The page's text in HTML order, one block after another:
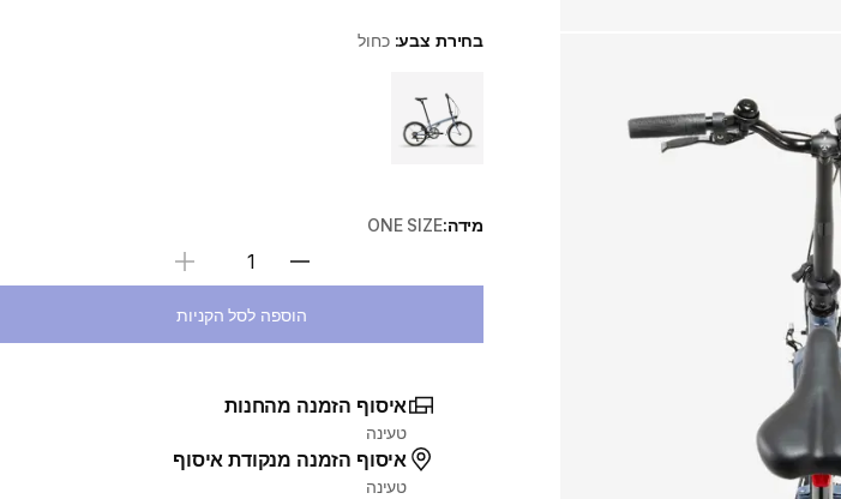
בחירת צבע:כחול
מידה:ONE SIZE
בחירת כמות
הוספה לסל הקניות
איסוף הזמנה מהחנות
טעינה
איסוף הזמנה מנקודת איסוף
טעינה